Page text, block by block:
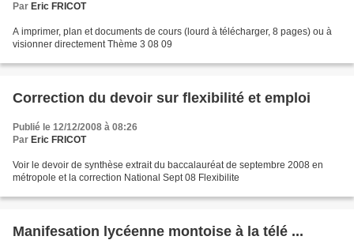
Par Eric FRICOT
A imprimer, plan et documents de cours (lourd à télécharger, 8 pages) ou à
visionner directement Thème 3 08 09
Correction du devoir sur flexibilité et emploi
Publié le 12/12/2008 à 08:26
Par Eric FRICOT
Voir le devoir de synthèse extrait du baccalauréat de septembre 2008 en
métropole et la correction National Sept 08 Flexibilite
Manifesation lycéenne montoise à la télé ...